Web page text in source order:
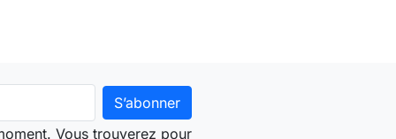
Vous trouverez pour